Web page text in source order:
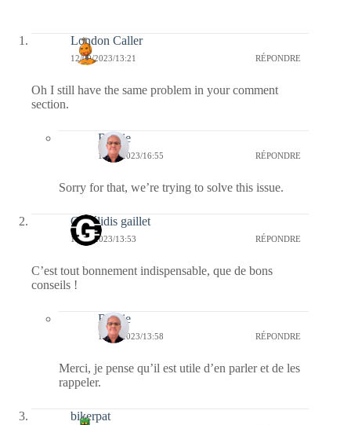
London Caller
12/09/2023/13:21 RÉPONDRE
Oh I still have the same problem in your comment
section.
Bernie
12/09/2023/16:55 RÉPONDRE
Sorry for that, we’re trying to solve this issue.
Grisélidis gaillet
11/09/2023/13:53 RÉPONDRE
C’est tout bonnement indispensable, que de bons
conseils !
Bernie
11/09/2023/13:58 RÉPONDRE
Merci, je pense qu’il est utile d’en parler et de les
rappeler.
bikerpat